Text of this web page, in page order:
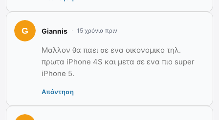
Giannis 15 χρόνια πριν
Μαλλον θα παει σε ενα οικονομικο τηλ.
πρωτα iPhone 4S και μετα σε ενα πιο super
iPhone 5.
Απάντηση